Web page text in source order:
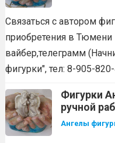
Связаться с автором
приобретения в
вайбер,телеграмм
фигурки", тел: 8-905-
Фигурки
ручной
Ангелы